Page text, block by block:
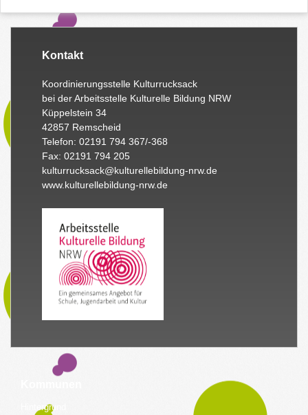
Kontakt
Koordinierungsstelle Kulturrucksack
bei der Arbeitsstelle Kulturelle Bildung NRW
Küppelstein 34
42857 Remscheid
Telefon: 02191 794 367/-368
Fax: 02191 794 205
kulturrucksack@kulturellebildung-nrw.de
www.kulturellebildung-nrw.de
Hintergrund